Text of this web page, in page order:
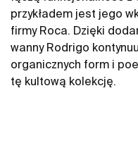
przykładem jest jego
firmy Roca. Dzięki
wanny Rodrigo
organicznych form i
tę ​​kultową kolekcję.